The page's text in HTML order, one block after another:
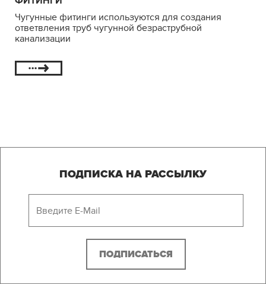
Чугунные фитинги используются для создания
ответвления труб чугунной безраструбной
канализации
ПОДПИСКА НА РАССЫЛКУ